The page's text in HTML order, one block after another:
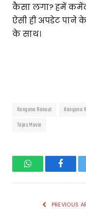
कैसा लगा? हमें
ऐसी ही अपडेट पाने
के साथ।
Kangana Ranaut Kangana
Tejas Movie
WhatsApp
PREVIOUS